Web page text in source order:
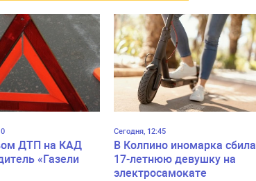
ДТП на КАД
«Газели
Сегодня, 12:45
В Колпино иномарка сбила
17-летнюю девушку на
электросамокате